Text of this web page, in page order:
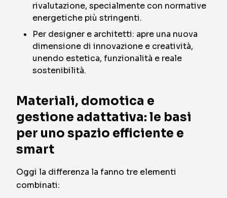
rivalutazione, specialmente con normative
energetiche più stringenti.
Per designer e architetti: apre una nuova
dimensione di innovazione e creatività,
unendo estetica, funzionalità e reale
sostenibilità.
Materiali, domotica e
gestione adattativa: le basi
per uno spazio efficiente e
smart
Oggi la differenza la fanno tre elementi
combinati: